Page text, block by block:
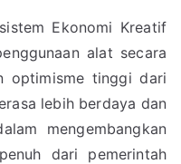
Ekonomi Kreatif
alat secara
optimisme tinggi dari
lebih berdaya dan
mengembangkan
dari pemerintah